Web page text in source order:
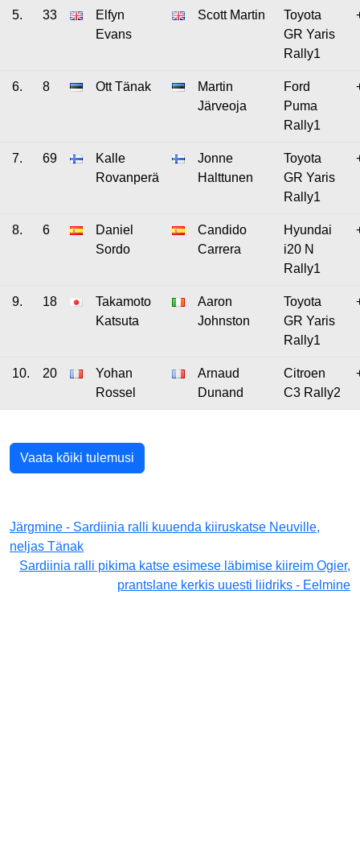
5. 33
Elfyn
Evans
Scott Martin
Toyota
GR Yaris
Rally1
6. 8 Ott Tänak
Martin
Järveoja
Ford
Puma
Rally1
7. 69
Kalle
Rovanperä
Jonne
Halttunen
Toyota
GR Yaris
Rally1
8. 6
Daniel
Sordo
Candido
Carrera
Hyundai
i20 N
Rally1
9. 18
Takamoto
Katsuta
Aaron
Johnston
Toyota
GR Yaris
Rally1
10. 20
Yohan
Rossel
Arnaud
Dunand
Citroen
C3 Rally2
Vaata kõiki tulemusi
Järgmine - Sardiinia ralli kuuenda kiiruskatse Neuville,
neljas Tänak
Sardiinia ralli pikima katse esimese läbimise kiireim Ogier,
prantslane kerkis uuesti liidriks - Eelmine